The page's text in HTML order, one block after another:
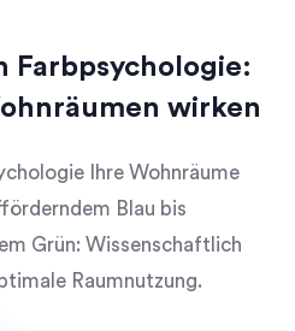
Farbpsychologie:
wirken
Ihre Wohnräume
Blau bis
Grün: Wissenschaftlich
Raumnutzung.